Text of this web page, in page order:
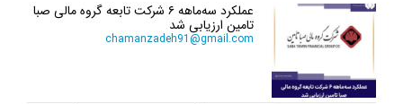
عملکرد سه‌ماهه ۶ شرکت‌ تابعه گروه مالی صبا
تامین ارزیابی شد
chamanzadeh91@gmail.com